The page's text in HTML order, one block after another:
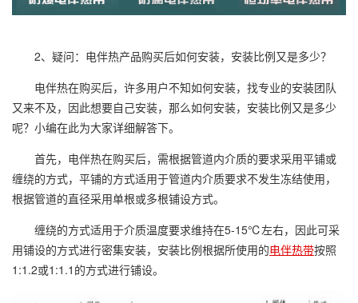
2、疑问：电伴热产品购买后如何安装，安装比例又是多少？
电伴热在购买后，许多用户不知如何安装，找专业的安装团队
又来不及，因此想要自己安装，那么如何安装，安装比例又是多少
呢？小编在此为大家详细解答下。
首先，电伴热在购买后，需根据管道内介质的要求采用平铺或
缠绕的方式，平铺的方式适用于管道内介质要求不发生冻结使用，
根据管道的直径采用单根或多根铺设方式。
缠绕的方式适用于介质温度要求维持在5-15℃左右，因此可采
用铺设的方式进行密集安装，安装比例根据所使用的电伴热带按照
1:1.2或1:1.1 的方式进行铺设。